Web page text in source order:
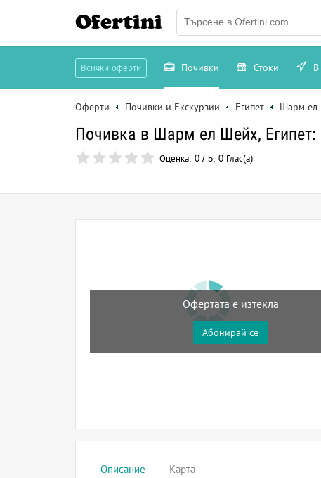
Ofertini
Всички оферти Почивки Стоки В
Оферти Почивки и Екскурзии Египет Шарм ел
Почивка в Шарм ел Шейх,
Оценка: 0 / 5, 0 Глас(а)
Офертата е изтекла
Абонирай се
Описание Карта